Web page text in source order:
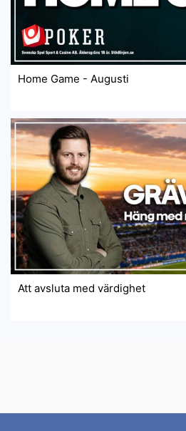
Home Game - Augusti
Att avsluta med värdighet